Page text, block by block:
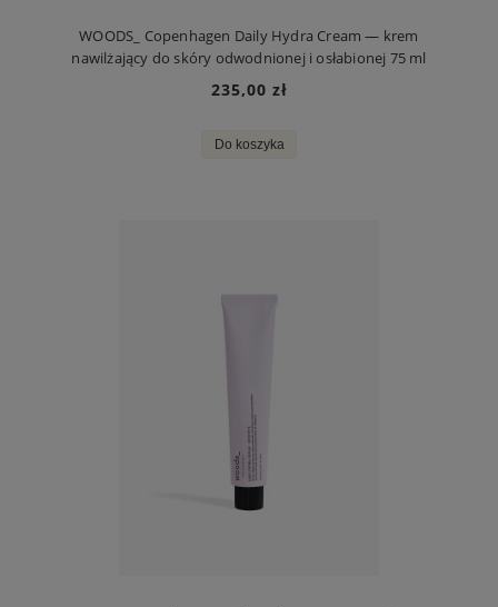
WOODS_ Copenhagen Daily Hydra Cream — krem
nawilżający do skóry odwodnionej i osłabionej 75 ml
235,00 zł
Do koszyka